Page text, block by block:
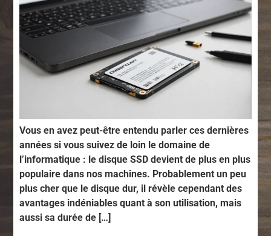
Vous en avez peut-être entendu parler ces dernières
années si vous suivez de loin le domaine de
l’informatique : le disque SSD devient de plus en plus
populaire dans nos machines. Probablement un peu
plus cher que le disque dur, il révèle cependant des
avantages indéniables quant à son utilisation, mais
aussi sa durée de […]